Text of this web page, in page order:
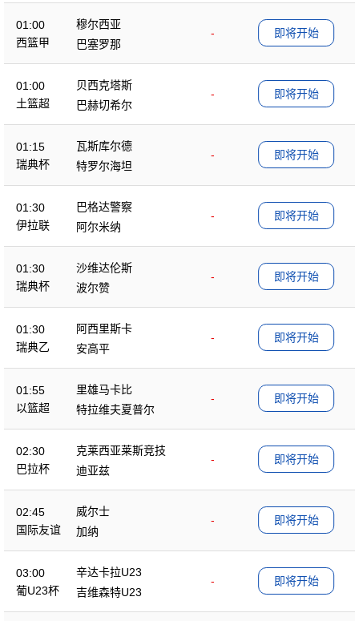
01:00
西篮甲
穆尔西亚
-
巴塞罗那
即将开始
01:00
土篮超
贝西克塔斯
-
巴赫切希尔
即将开始
01:15
瑞典杯
瓦斯库尔德
-
特罗尔海坦
即将开始
01:30
伊拉联
巴格达警察
-
阿尔米纳
即将开始
01:30
瑞典杯
沙维达伦斯
-
波尔赞
即将开始
01:30
瑞典乙
阿西里斯卡
-
安高平
即将开始
01:55
以篮超
里雄马卡比
-
特拉维夫夏普尔
即将开始
02:30
巴拉杯
克莱西亚莱斯竞技
-
迪亚兹
即将开始
02:45
国际友谊
威尔士
-
加纳
即将开始
03:00
葡U23杯
辛达卡拉U23
-
吉维森特U23
即将开始